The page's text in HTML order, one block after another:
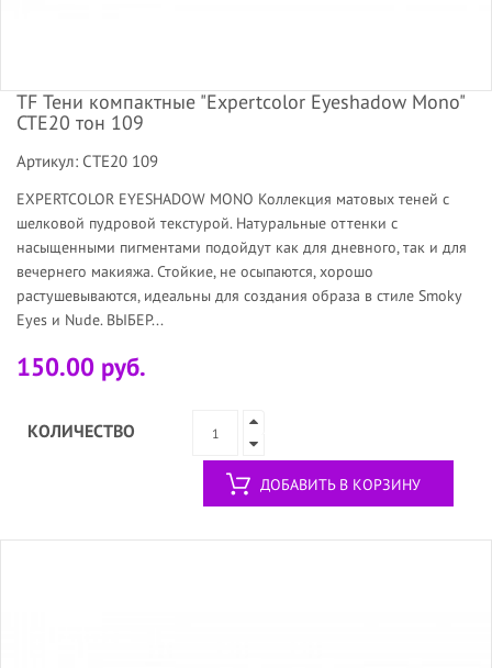
TF Тени компактные "Expertcolor Eyeshadow Mono"
CTE20 тон 109
Артикул: CTE20 109
EXPERTCOLOR EYESHADOW MONO Коллекция матовых теней с
шелковой пудровой текстурой. Натуральные оттенки с
насыщенными пигментами подойдут как для дневного, так и для
вечернего макияжа. Стойкие, не осыпаются, хорошо
растушевываются, идеальны для создания образа в стиле Smoky
Eyes и Nude. ВЫБЕР...
150.00 руб.
КОЛИЧЕСТВО
ДОБАВИТЬ В КОРЗИНУ